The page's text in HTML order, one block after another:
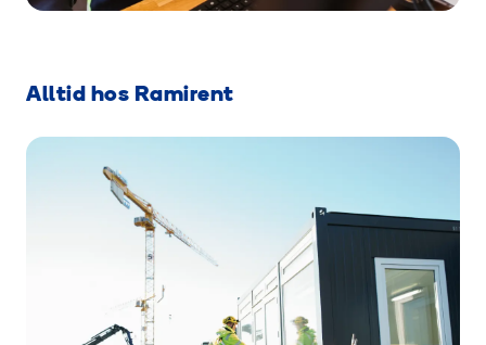
Alltid hos Ramirent